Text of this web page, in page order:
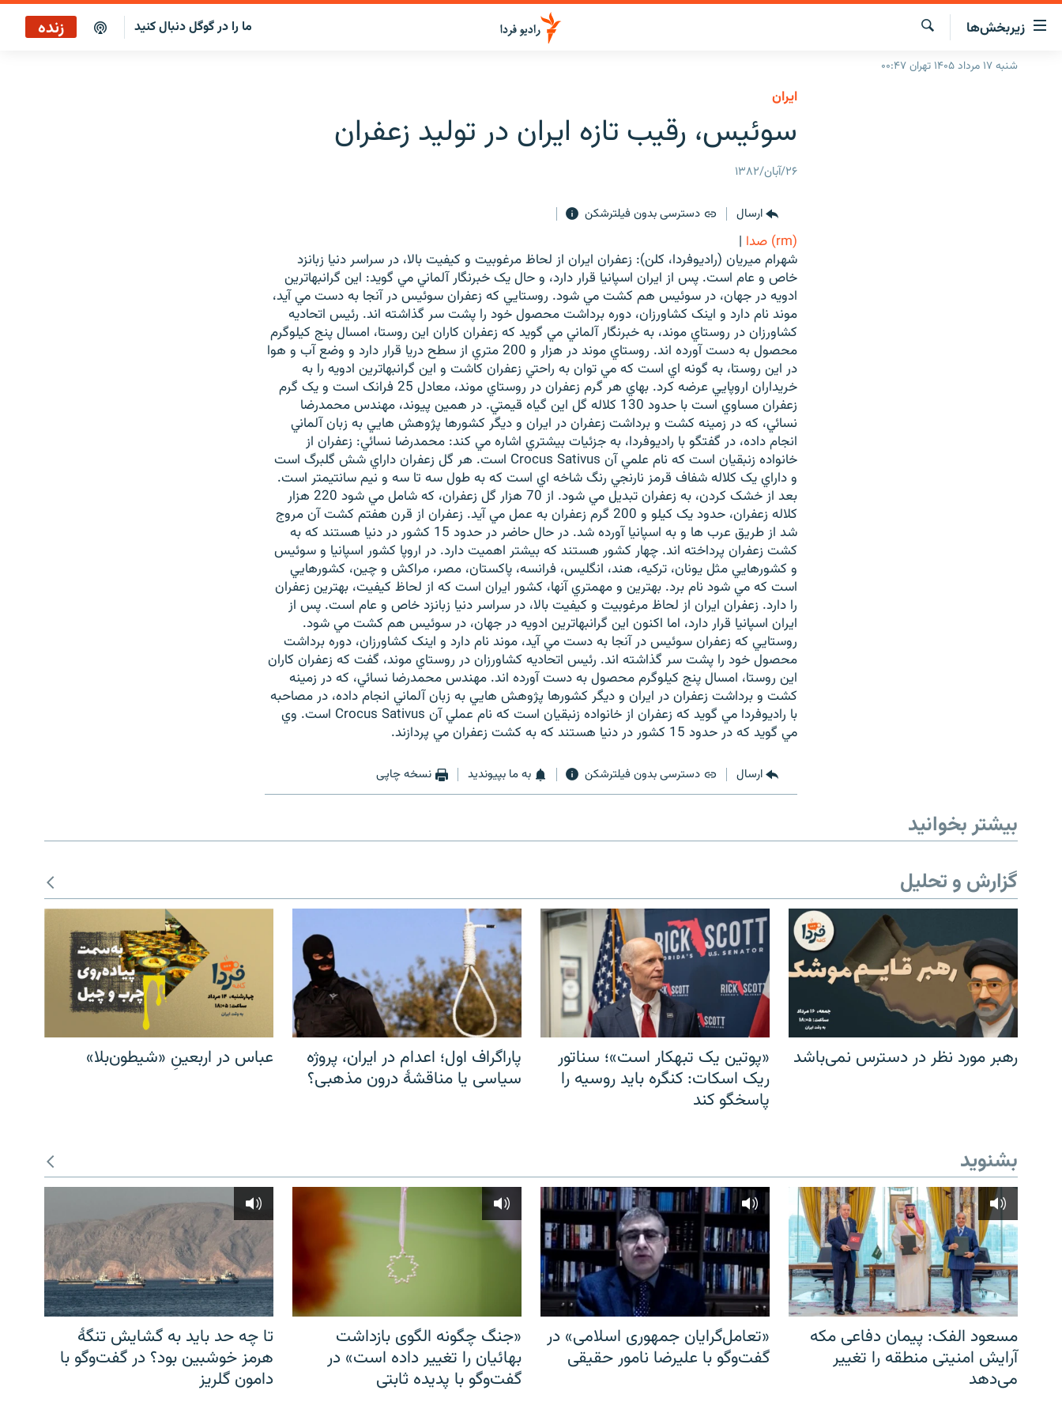
لینک‌های
قابلیت
دسترسی
زیربخش‌ها
صفحه اصلی
جستجو
ما را در گوگل دنبال کنید زنده
شنبه ۱۷ مرداد ۱۴۰۵ تهران ۰۰:۴۷
ايران
سوئيس، رقيب تازه ايران در توليد زعفران
۲۶/آبان/۱۳۸۲
ارسال دسترسی بدون فیلترشکن
(rm) صدا
|
شهرام ميريان (راديوفردا، کلن): زعفران ايران از لحاظ مرغوبيت و کيفيت بالا، در سراسر دنيا زبانزد
خاص و عام است. پس از ايران اسپانيا قرار دارد، و حال يک خبرنگار آلماني مي گويد: اين گرانبهاترين
ادويه در جهان، در سوئيس هم کشت مي شود. روستايي که زعفران سوئيس در آنجا به دست مي آيد،
موند نام دارد و اينک کشاورزان، دوره برداشت محصول خود را پشت سر گذاشته اند. رئيس اتحاديه
کشاورزان در روستاي موند، به خبرنگار آلماني مي گويد که زعفران کاران اين روستا، امسال پنج کيلوگرم
محصول به دست آورده اند. روستاي موند در هزار و 200 متري از سطح دريا قرار دارد و وضع آب و هوا
در اين روستا، به گونه اي است که مي توان به راحتي زعفران کاشت و اين گرانبهاترين ادويه را به
خريداران اروپايي عرضه کرد. بهاي هر گرم زعفران در روستاي موند، معادل 25 فرانک است و يک گرم
زعفران مساوي است با حدود 130 کلاله گل اين گياه قيمتي. در همين پيوند، مهندس محمدرضا
نسائي، که در زمينه کشت و برداشت زعفران در ايران و ديگر کشورها پژوهش هايي به زبان آلماني
انجام داده، در گفتگو با راديوفردا، به جزئيات بيشتري اشاره مي کند: محمدرضا نسائي: زعفران از
خانواده زنبقيان است که نام علمي آن Crocus Sativus است. هر گل زعفران داراي شش گلبرگ است
و داراي يک کلاله شفاف قرمز نارنجي رنگ شاخه اي است که به طول سه تا سه و نيم سانتيمتر است.
بعد از خشک کردن، به زعفران تبديل مي شود. از 70 هزار گل زعفران، که شامل مي شود 220 هزار
کلاله زعفران، حدود يک کيلو و 200 گرم زعفران به عمل مي آيد. زعفران از قرن هفتم کشت آن مروج
شد از طريق عرب ها و به اسپانيا آورده شد. در حال حاضر در حدود 15 کشور در دنيا هستند که به
کشت زعفران پرداخته اند. چهار کشور هستند که بيشتر اهميت دارد. در اروپا کشور اسپانيا و سوئيس
و کشورهايي مثل يونان، ترکيه، هند، انگليس، فرانسه، پاکستان، مصر، مراکش و چين، کشورهايي
است که مي شود نام برد. بهترين و مهمتري آنها، کشور ايران است که از لحاظ کيفيت، بهترين زعفران
را دارد. زعفران ايران از لحاظ مرغوبيت و کيفيت بالا، در سراسر دنيا زبانزد خاص و عام است. پس از
ايران اسپانيا قرار دارد، اما اکنون اين گرانبهاترين ادويه در جهان، در سوئيس هم کشت مي شود.
روستايي که زعفران سوئيس در آنجا به دست مي آيد، موند نام دارد و اينک کشاورزان، دوره برداشت
محصول خود را پشت سر گذاشته اند. رئيس اتحاديه کشاورزان در روستاي موند، گفت که زعفران کاران
اين روستا، امسال پنج کيلوگرم محصول به دست آورده اند. مهندس محمدرضا نسائي، که در زمينه
کشت و برداشت زعفران در ايران و ديگر کشورها پژوهش هايي به زبان آلماني انجام داده، در مصاحبه
با راديوفردا مي گويد که زعفران از خانواده زنبقيان است که نام عملي آن Crocus Sativus است. وي
مي گويد که در حدود 15 کشور در دنيا هستند که به کشت زعفران مي پردازند.
ارسال دسترسی بدون فیلترشکن به ما بپیوندید نسخه چاپی
بیشتر بخوانید
گزارش و تحلیل
رهبر مورد نظر در دسترس نمی‌باشد
«پوتین یک تبهکار است»؛ سناتور
ریک اسکات: کنگره باید روسیه را
پاسخگو کند
پاراگراف اول؛ اعدام در ایران، پروژه
سیاسی یا مناقشهٔ درون مذهبی؟
عباس در اربعینِ «شیطون‌بلا»
بشنوید
مسعود الفک: پیمان دفاعی مکه
آرایش امنیتی منطقه را تغییر
می‌دهد
«تعامل‌گرایان جمهوری اسلامی» در
گفت‌وگو با علیرضا نامور حقیقی
«جنگ چگونه الگوی بازداشت
بهائیان را تغییر داده است» در
گفت‌وگو با پدیده ثابتی
تا چه حد باید به گشایش تنگهٔ
هرمز خوشبین بود؟ در گفت‌وگو با
دامون گلریز